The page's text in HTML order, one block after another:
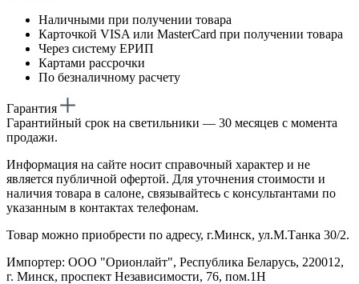
Наличными при получении товара
Карточкой VISA или MasterCard при получении товара
Через систему ЕРИП
Картами рассрочки
По безналичному расчету
Гарантия
Гарантийный срок на светильники — 30 месяцев с момента
продажи.
Информация на сайте носит справочный характер и не
является публичной офертой. Для уточнения стоимости и
наличия товара в салоне, связывайтесь с консультантами по
указанным в контактах телефонам.
Товар можно приобрести по адресу, г.Минск, ул.М.Танка 30/2.
Импортер: ООО "Орионлайт", Республика Беларусь, 220012,
г. Минск, проспект Независимости, 76, пом.1Н